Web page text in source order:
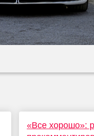
«Все хорошо»: